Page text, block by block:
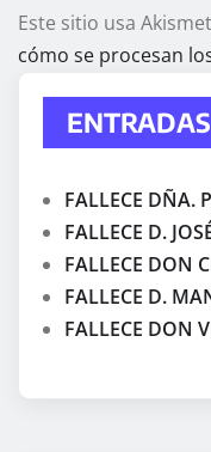
Este sitio usa
cómo se procesan
FALLECE DÑA.
FALLECE D.
FALLECE DON
FALLECE D.
FALLECE DON